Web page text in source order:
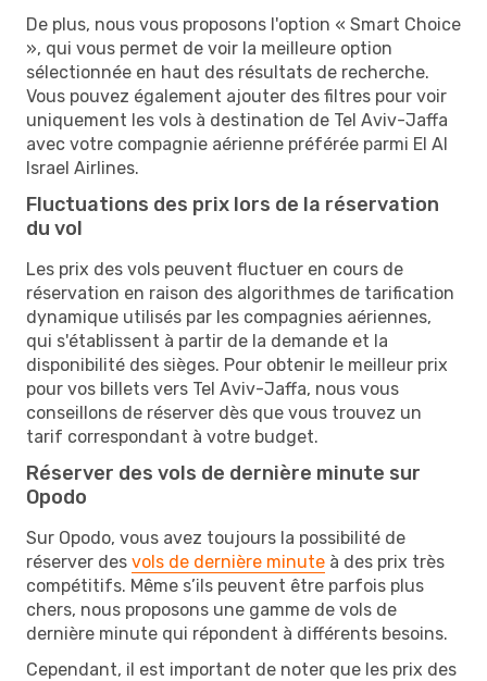
De plus, nous vous proposons l'option « Smart Choice
», qui vous permet de voir la meilleure option
sélectionnée en haut des résultats de recherche.
Vous pouvez également ajouter des filtres pour voir
uniquement les vols à destination de Tel Aviv-Jaffa
avec votre compagnie aérienne préférée parmi El Al
Israel Airlines.
Fluctuations des prix lors de la réservation
du vol
Les prix des vols peuvent fluctuer en cours de
réservation en raison des algorithmes de tarification
dynamique utilisés par les compagnies aériennes,
qui s'établissent à partir de la demande et la
disponibilité des sièges. Pour obtenir le meilleur prix
pour vos billets vers Tel Aviv-Jaffa, nous vous
conseillons de réserver dès que vous trouvez un
tarif correspondant à votre budget.
Réserver des vols de dernière minute sur
Opodo
Sur Opodo, vous avez toujours la possibilité de
réserver des vols de dernière minute à des prix très
compétitifs. Même s’ils peuvent être parfois plus
chers, nous proposons une gamme de vols de
dernière minute qui répondent à différents besoins.
Cependant, il est important de noter que les prix des